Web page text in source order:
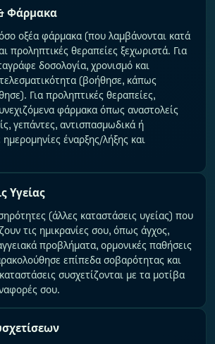
Φάρμακα
οξέα φάρμακα (που λαμβάνονται κατά
προληπτικές θεραπείες ξεχωριστά. Για
δοσολογία, χρονισμό και
(βοήθησε, κάπως
Για προληπτικές θεραπείες,
φάρμακα όπως αναστολείς
γεπάντες, αντισπασμωδικά ή
έναρξης/λήξης και
Υγείας
(άλλες καταστάσεις υγείας) που
τις ημικρανίες σου, όπως άγχος,
προβλήματα, ορμονικές παθήσεις
επίπεδα σοβαρότητας και
συσχετίζονται με τα μοτίβα
σου.